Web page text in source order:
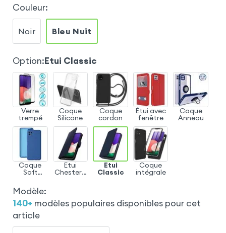
Couleur:
Noir Bleu Nuit
Option:Etui Classic
Verre
trempé
Coque
Silicone
Coque
cordon
Étui avec
fenêtre
Coque
Anneau
Coque
Soft
Etui
Chesterfi
Etui
Classic
Coque
intégrale
Modèle:
140+ modèles populaires disponibles pour cet
article